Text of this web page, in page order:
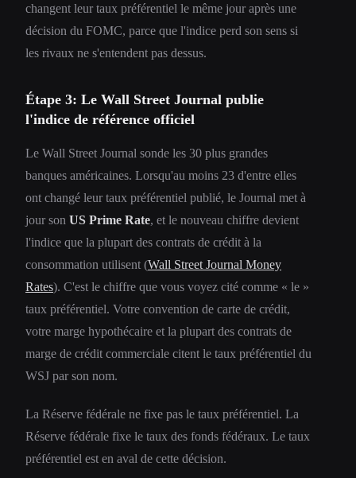
changent leur taux préférentiel le même jour après une
décision du FOMC, parce que l'indice perd son sens si
les rivaux ne s'entendent pas dessus.
Étape 3: Le Wall Street Journal publie
l'indice de référence officiel
Le Wall Street Journal sonde les 30 plus grandes
banques américaines. Lorsqu'au moins 23 d'entre elles
ont changé leur taux préférentiel publié, le Journal met à
jour son US Prime Rate, et le nouveau chiffre devient
l'indice que la plupart des contrats de crédit à la
consommation utilisent (Wall Street Journal Money
Rates). C'est le chiffre que vous voyez cité comme « le »
taux préférentiel. Votre convention de carte de crédit,
votre marge hypothécaire et la plupart des contrats de
marge de crédit commerciale citent le taux préférentiel du
WSJ par son nom.
La Réserve fédérale ne fixe pas le taux préférentiel. La
Réserve fédérale fixe le taux des fonds fédéraux. Le taux
préférentiel est en aval de cette décision.